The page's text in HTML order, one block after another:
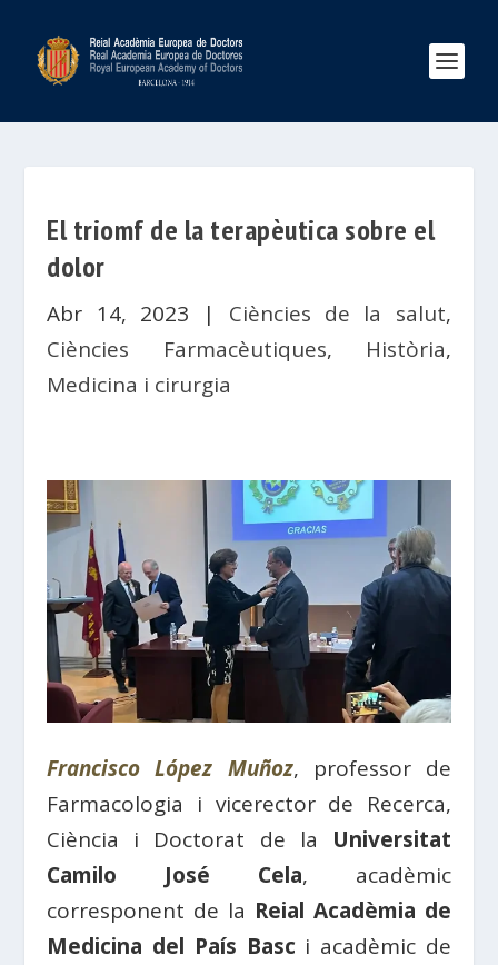
El triomf de la terapèutica sobre el
dolor
Abr 14, 2023 | Ciències de la salut,
Ciències Farmacèutiques, Història,
Medicina i cirurgia
Francisco López Muñoz, professor de
Farmacologia i vicerector de Recerca,
Ciència i Doctorat de la Universitat
Camilo José Cela, acadèmic
corresponent de la Reial Acadèmia de
Medicina del País Basc i acadèmic de